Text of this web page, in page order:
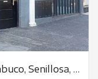
Senillosa, al 1500